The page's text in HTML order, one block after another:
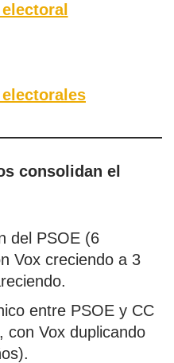
consolidan el
del PSOE (6
Vox creciendo a 3
entre PSOE y CC
con Vox duplicando